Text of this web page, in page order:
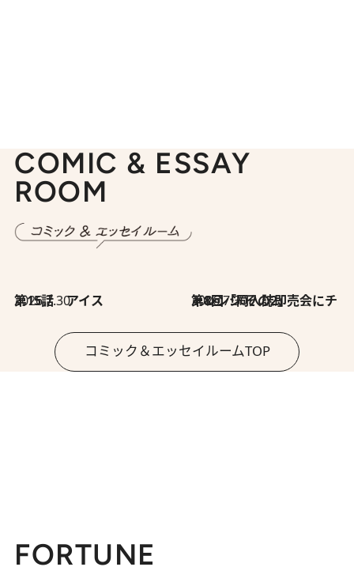
COMIC & ESSAY
ROOM
2026.7.30
第15話 アイス 2026.7.30
第8回「同人誌即売会にチャレンジ その2」
コミック＆エッセイルームTOP
FORTUNE